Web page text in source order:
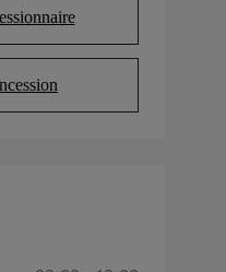
new tab)
new tab)